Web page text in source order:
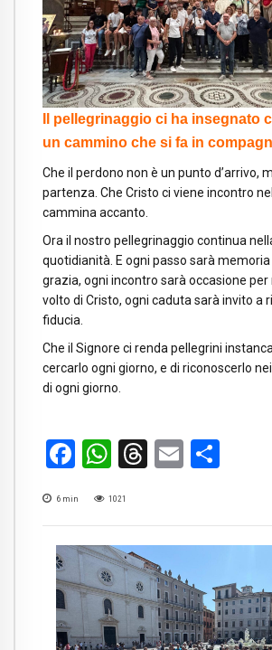
Il pellegrinaggio ci ha insegnato
un cammino che si fa in
Che il perdono non è un punto d’arrivo,
partenza. Che Cristo ci viene incontro
cammina accanto.
Ora il nostro pellegrinaggio continua
quotidianità. E ogni passo sarà
grazia, ogni incontro sarà occasione per
volto di Cristo, ogni caduta sarà invito a
fiducia.
Che il Signore ci renda pellegrini
cercarlo ogni giorno, e di riconoscerlo
di ogni giorno.
Facebook
WhatsApp
Threads
Email
6 min 1021